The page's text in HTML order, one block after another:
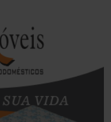
(73)